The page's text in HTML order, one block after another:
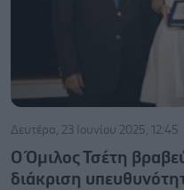
Δευτέρα, 23 Ιουνίου 2025, 12:45
Ο Όμιλος Τσέτη
διάκριση